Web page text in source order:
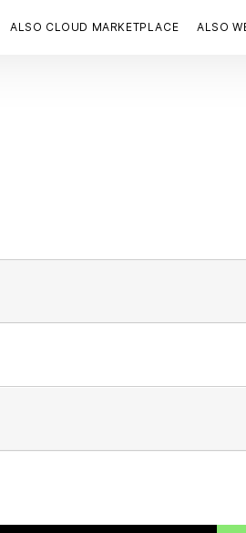
ALSO CLOUD MARKETPLACE ALSO